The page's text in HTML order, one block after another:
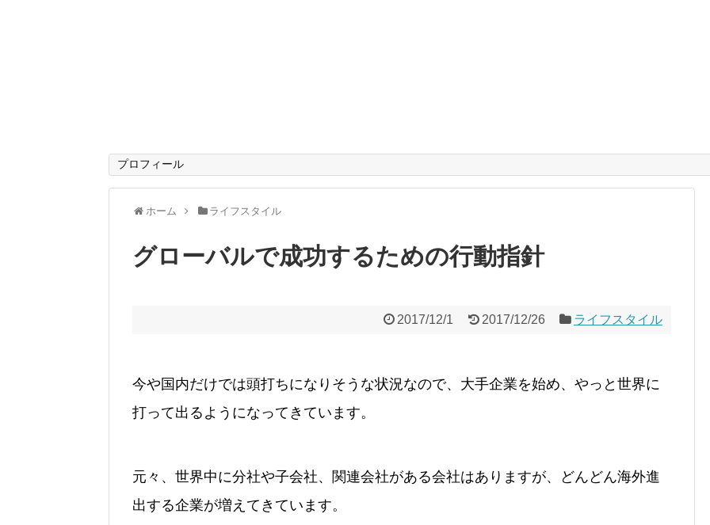
プロフィール
ホーム ライフスタイル
グローバルで成功するための行動指針
2017/12/1 2017/12/26 ライフスタイル
今や国内だけでは頭打ちになりそうな状況なので、大手企業を始め、やっと世界に
打って出るようになってきています。
元々、世界中に分社や子会社、関連会社がある会社はありますが、どんどん海外進
出する企業が増えてきています。